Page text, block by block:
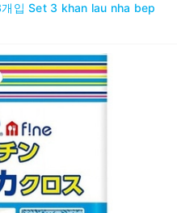
개입 Set 3 khan lau nha bep